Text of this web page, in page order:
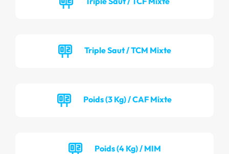
Triple Saut / TCM Mixte
Poids (3 Kg) / CAF Mixte
Poids (4 Kg) / MIM